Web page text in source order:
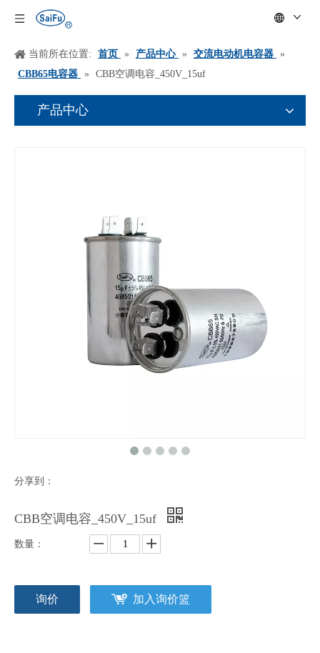
当前所在位置: 首页 » 产品中心 » 交流电动机电容器 »
CBB65电容器 » CBB空调电容_450V_15uf
产品中心
分享到：
CBB空调电容_450V_15uf
数量：
询价 加入询价篮